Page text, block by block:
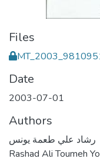
Files
Date
2003-07-01
Authors
رشاد علي طعمة يونس
Rashad Ali Toumeh